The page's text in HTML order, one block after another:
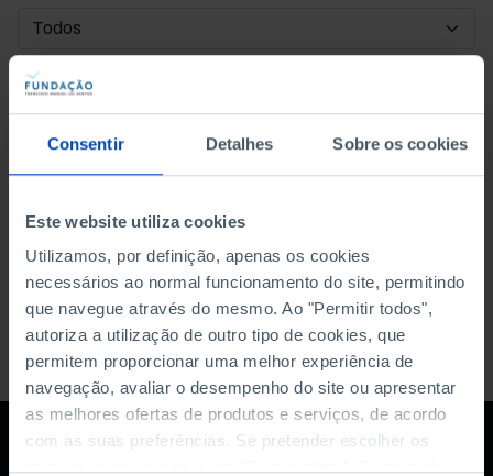
Consentir Detalhes Sobre os cookies
Este website utiliza cookies
Utilizamos, por definição, apenas os cookies
necessários ao normal funcionamento do site, permitindo
que navegue através do mesmo. Ao "Permitir todos",
autoriza a utilização de outro tipo de cookies, que
permitem proporcionar uma melhor experiência de
navegação, avaliar o desempenho do site ou apresentar
as melhores ofertas de produtos e serviços, de acordo
com as suas preferências. Se pretender escolher os
DATA DE INÍCIO
DATA DE FIM